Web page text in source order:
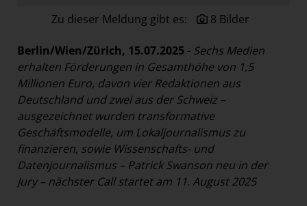
section.d
Swiss Life Select
The Companion
The Hoxton
Unibail-Rodamco-Westfield
Vöslauer
NMK
Zu dieser Meldung gibt es: 8 Bilder
Berlin/Wien/Zürich, 15.07.2025 - Sechs Medien
erhalten Förderungen in Gesamthöhe von 1,5
Millionen Euro, davon vier Redaktionen aus
Deutschland und zwei aus der Schweiz –
ausgezeichnet wurden transformative
Geschäftsmodelle, um Lokaljournalismus zu
finanzieren, sowie Wissenschafts- und
Datenjournalismus – Patrick Swanson neu in der
Jury – nächster Call startet am 11. August 2025